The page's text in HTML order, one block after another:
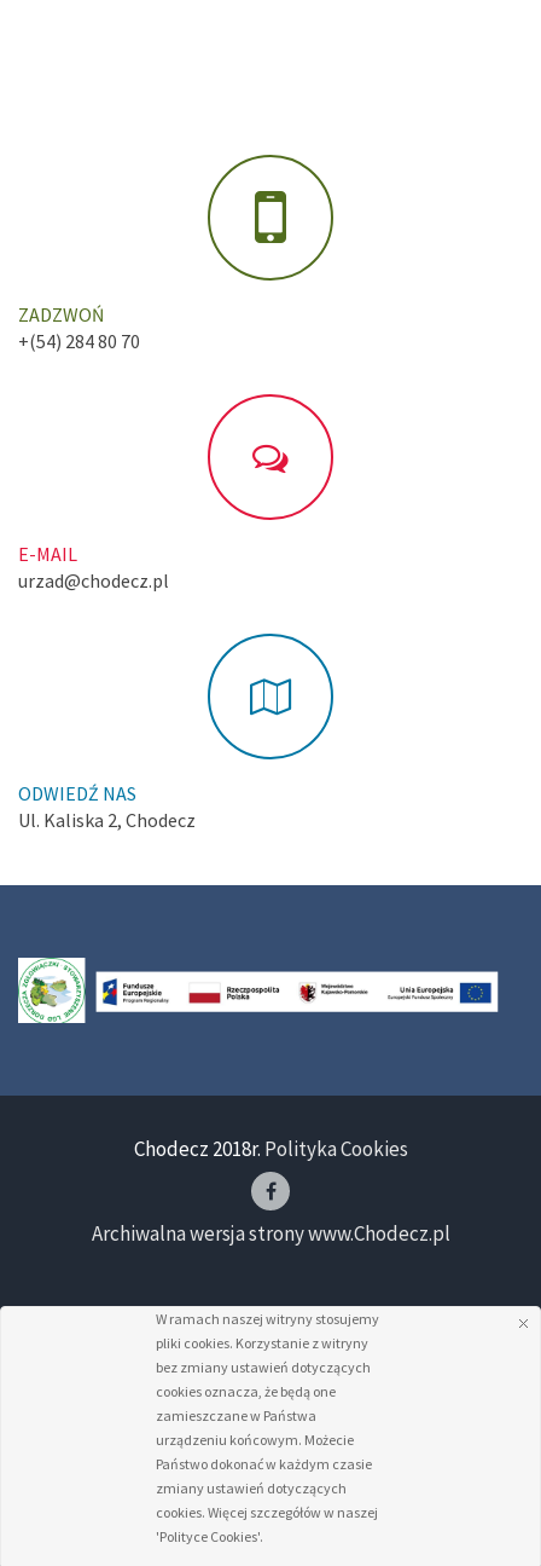
ZADZWOŃ
+(54) 284 80 70
E-MAIL
urzad@chodecz.pl
ODWIEDŹ NAS
Ul. Kaliska 2, Chodecz
Chodecz 2018r. Polityka Cookies
Archiwalna wersja strony www.Chodecz.pl
W ramach naszej witryny stosujemy
pliki cookies. Korzystanie z witryny
bez zmiany ustawień dotyczących
cookies oznacza, że będą one
zamieszczane w Państwa
urządzeniu końcowym. Możecie
Państwo dokonać w każdym czasie
zmiany ustawień dotyczących
cookies. Więcej szczegółów w naszej
'Polityce Cookies'.